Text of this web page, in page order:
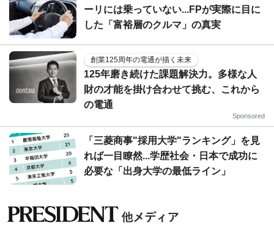
ーリには乗っていない...FPが実際に目に
した「富裕層のクルマ」の真実
創業125周年の電通が描く未来
125年磨き続けた課題解決力。多様な人
財の才能を掛け合わせて挑む、これから
の電通
Sponsored
「三菱商事"採用大学"ランキング」を見
れば一目瞭然...学歴社会・日本で成功に
必要な「出身大学の最低ライン」